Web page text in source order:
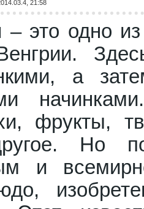
21:58
– это одно
а
фрукты,
Но
и